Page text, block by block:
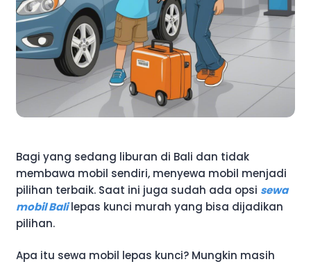
Bagi yang sedang liburan di Bali dan tidak
membawa mobil sendiri, menyewa mobil menjadi
pilihan terbaik. Saat ini juga sudah ada opsi sewa
mobil Balilepas kunci murah yang bisa dijadikan
pilihan.
Apa itu sewa mobil lepas kunci? Mungkin masih